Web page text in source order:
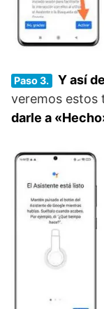
Paso 3. Y así
veremos estos
darle a